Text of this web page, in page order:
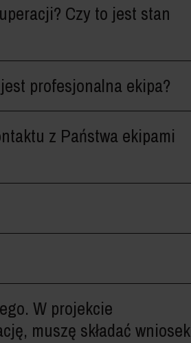
Czy to jest stan
profesjonalna ekipa?
z Państwa ekipami
W projekcie
muszę składać wniosek